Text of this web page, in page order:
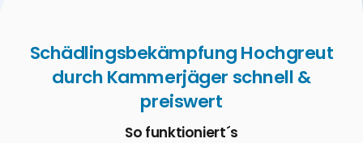
Schädlingsbekämpfung Hochgreut
durch Kammerjäger schnell &
preiswert
So funktioniert´s